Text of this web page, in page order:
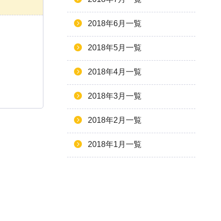
2018年6月一覧
2018年5月一覧
2018年4月一覧
2018年3月一覧
2018年2月一覧
2018年1月一覧